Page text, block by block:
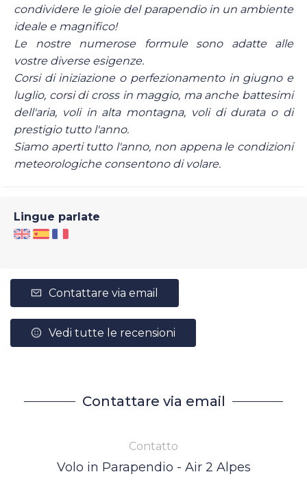
condividere le gioie del parapendio in un ambiente
ideale e magnifico!
Le nostre numerose formule sono adatte alle
vostre diverse esigenze.
Corsi di iniziazione o perfezionamento in giugno e
luglio, corsi di cross in maggio, ma anche battesimi
dell'aria, voli in alta montagna, voli di durata o di
prestigio tutto l'anno.
Siamo aperti tutto l'anno, non appena le condizioni
meteorologiche consentono di volare.
Lingue parlate
Contattare via email
Vedi tutte le recensioni
Contattare via email
Contatto
Volo in Parapendio - Air 2 Alpes